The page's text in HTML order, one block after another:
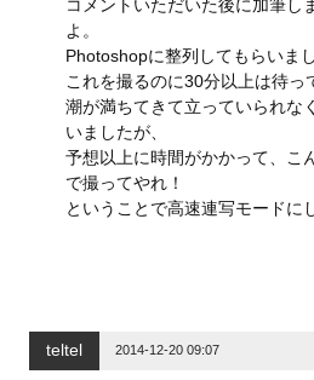
コメントいただいた後に加筆し
よ。
Photoshopに整列してもらいま
これを撮るのに30分以上は待っ
潮が満ちてきて立っていられな
いましたが、
予想以上に時間がかかって、こ
で撮ってやれ！
ということで高速連写モードに
teltel 2014-12-20 09:07